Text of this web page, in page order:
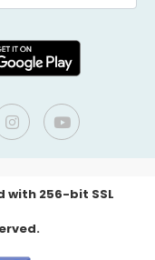
256-bit SSL